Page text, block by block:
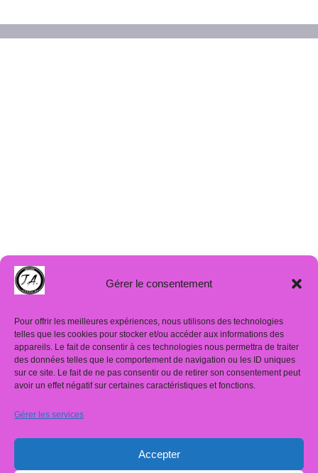
Gérer le consentement
Pour offrir les meilleures expériences, nous utilisons des technologies
telles que les cookies pour stocker et/ou accéder aux informations des
appareils. Le fait de consentir à ces technologies nous permettra de traiter
des données telles que le comportement de navigation ou les ID uniques
sur ce site. Le fait de ne pas consentir ou de retirer son consentement peut
avoir un effet négatif sur certaines caractéristiques et fonctions.
Gérer les services
Accepter
Mentions légales
Politique de confidentialité
Résumé de la ligne éditoriale